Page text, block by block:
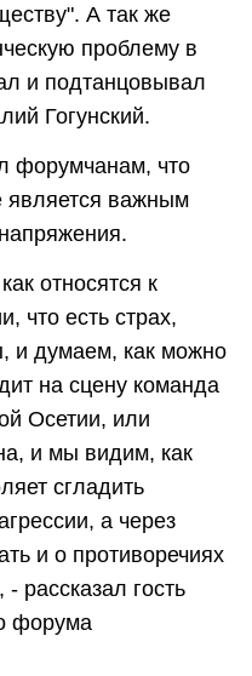
А так же
проблему в
и подтанцовывал
Гогунский.
форумчанам, что
важным
относятся к
что есть страх,
и думаем, как можно
на сцену команда
Осетии, или
и мы видим, как
сгладить
а через
и о противоречиях
рассказал гость
форума